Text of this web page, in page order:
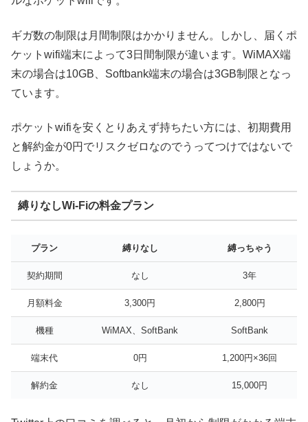
ギガ数の制限は月間制限はかかりません。しかし、届くポ
ケットwifi端末によって3日間制限が違います。WiMAX端
末の場合は10GB、Softbank端末の場合は3GB制限となっ
ています。
ポケットwifiを安くとりあえず持ちたい方には、初期費用
と解約金が0円でリスクゼロなのでうってつけではないで
しょうか。
縛りなしWi-Fiの料金プラン
プラン 縛りなし 縛っちゃう
契約期間 なし 3年
月額料金 3,300円 2,800円
機種 WiMAX、SoftBank SoftBank
端末代 0円 1,200円×36回
解約金 なし 15,000円